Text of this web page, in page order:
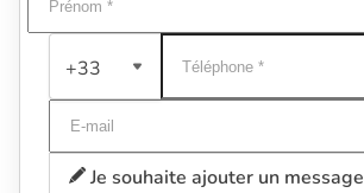
+33
Je souhaite ajouter un message